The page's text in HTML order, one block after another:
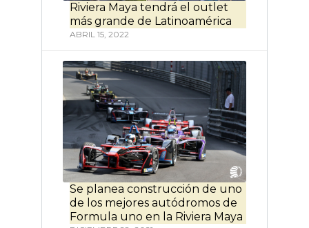
Riviera Maya tendrá el outlet
más grande de Latinoamérica
ABRIL 15, 2022
Se planea construcción de uno
de los mejores autódromos de
Formula uno en la Riviera Maya